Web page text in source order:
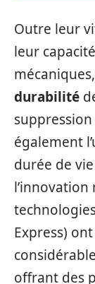
Outre leur
leur
durabilité
également
durée de
l’innovation
Express)
offrant des